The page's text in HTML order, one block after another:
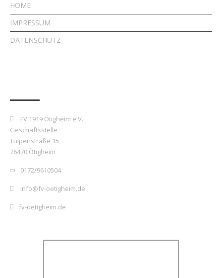
HOME
IMPRESSUM
DATENSCHUTZ
FV 1919 Ötigheim e.V.
Geschäftsstelle
Tulpenstraße 15
76470 Ötigheim
0172/9610504
info@fv-oetigheim.de
fv-oetigheim.de